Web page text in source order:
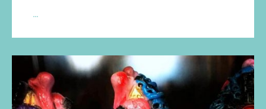
…
de
Coté
Escrivá